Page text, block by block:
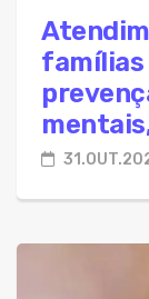
famílias